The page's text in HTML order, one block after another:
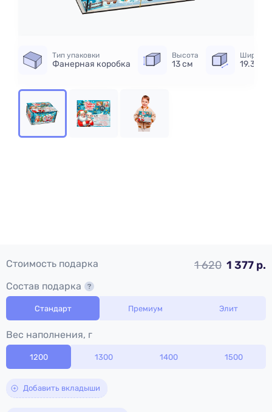
Тип упаковки
Фанерная коробка
Высота
13 см
Ширина
19.3 см
Стоимость подарка 1 620 1 377 р.
Состав подарка
Стандарт Премиум Элит
Вес наполнения, г
1200 1300 1400 1500
Добавить вкладыши